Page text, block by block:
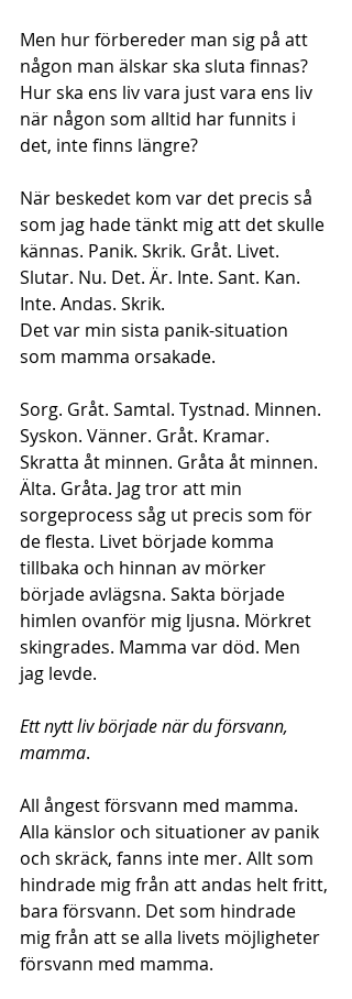
Men hur förbereder man sig på att
någon man älskar ska sluta finnas?
Hur ska ens liv vara just vara ens liv
när någon som alltid har funnits i
det, inte finns längre?
När beskedet kom var det precis så
som jag hade tänkt mig att det skulle
kännas. Panik. Skrik. Gråt. Livet.
Slutar. Nu. Det. Är. Inte. Sant. Kan.
Inte. Andas. Skrik.
Det var min sista panik-situation
som mamma orsakade.
Sorg. Gråt. Samtal. Tystnad. Minnen.
Syskon. Vänner. Gråt. Kramar.
Skratta åt minnen. Gråta åt minnen.
Älta. Gråta. Jag tror att min
sorgeprocess såg ut precis som för
de flesta. Livet började komma
tillbaka och hinnan av mörker
började avlägsna. Sakta började
himlen ovanför mig ljusna. Mörkret
skingrades. Mamma var död. Men
jag levde.
Ett nytt liv började när du försvann,
mamma.
All ångest försvann med mamma.
Alla känslor och situationer av panik
och skräck, fanns inte mer. Allt som
hindrade mig från att andas helt fritt,
bara försvann. Det som hindrade
mig från att se alla livets möjligheter
försvann med mamma.